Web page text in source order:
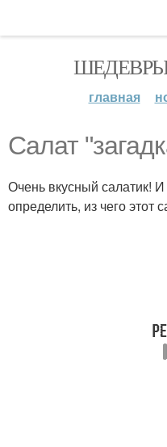
главная
Салат
Очень вкусный салатик!
определить, из чего этот